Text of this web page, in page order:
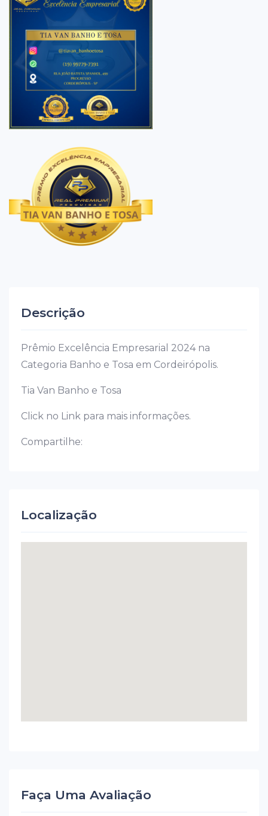
Descrição
Prêmio Excelência Empresarial 2024 na
Categoria Banho e Tosa em Cordeirópolis.
Tia Van Banho e Tosa
Click no Link para mais informações.
Compartilhe:
Localização
Faça Uma Avaliação